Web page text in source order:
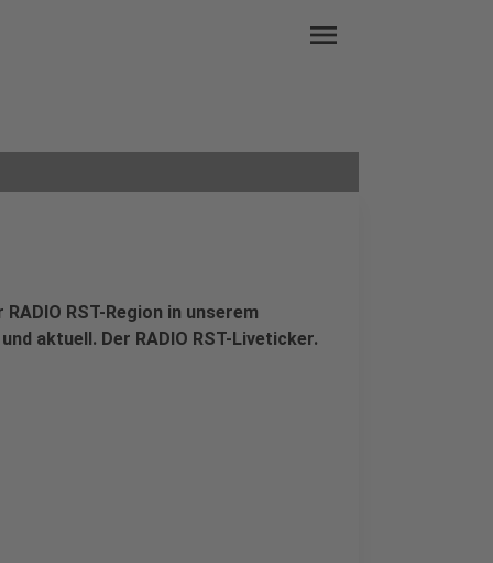
menu
RST-Region in unserem
aktuell. Der RADIO RST-Liveticker.